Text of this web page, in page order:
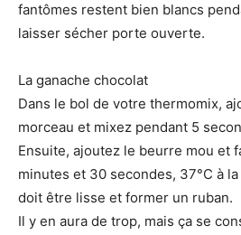
fantômes restent bien blancs
laisser sécher porte ouverte.
La ganache chocolat
Dans le bol de votre thermomix,
morceau et mixez pendant 5
Ensuite, ajoutez le beurre mou et
minutes et 30 secondes, 37°C à
doit être lisse et former un ruban.
Il y en aura de trop, mais ça se